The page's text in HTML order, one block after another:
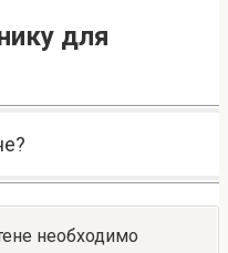
для
необходимо